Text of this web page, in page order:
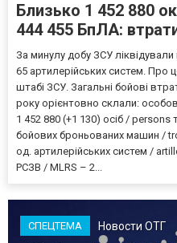
Близько 1 452 880
444 455 БпЛА:
За минулу добу ЗСУ ліквідували
65 артилерійських систем. Про
штабі ЗСУ. Загальні бойові
року орієнтовно склали:
1 452 880 (+1 130) осіб / persons
бойових броньованих машин /
од. артилерійських систем /
РСЗВ / MLRS – 2...
СПЕЦТЕМА Новости ОТГ